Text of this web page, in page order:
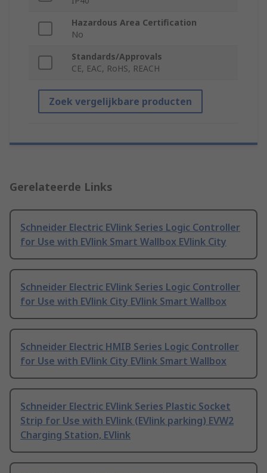
Hazardous Area Certification
No
Standards/Approvals
CE, EAC, RoHS, REACH
Zoek vergelijkbare producten
Gerelateerde Links
Schneider Electric EVlink Series Logic Controller
for Use with EVlink Smart Wallbox EVlink City
Schneider Electric EVlink Series Logic Controller
for Use with EVlink City EVlink Smart Wallbox
Schneider Electric HMIB Series Logic Controller
for Use with EVlink City EVlink Smart Wallbox
Schneider Electric EVlink Series Plastic Socket
Strip for Use with EVlink (EVlink parking) EVW2
Charging Station, EVlink